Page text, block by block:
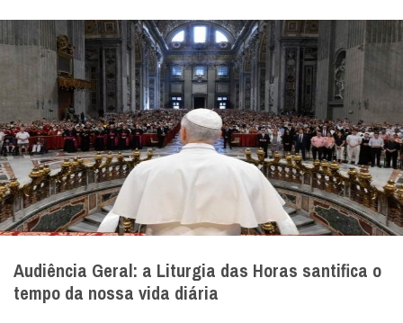
Audiência Geral: a Liturgia das Horas santifica o
tempo da nossa vida diária